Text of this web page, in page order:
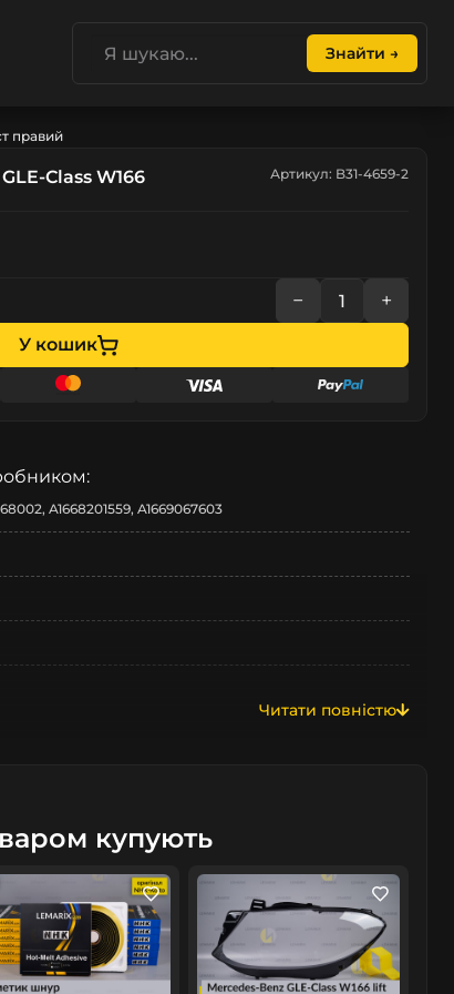
Знайти →
правий
Class W166
Артикул: B31-4659-2
− +
У кошик
A1668201559, A1669067603
Читати повністю
купують